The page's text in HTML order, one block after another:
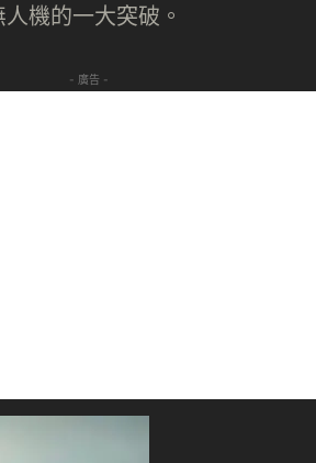
機的一大突破。
- 廣告 -